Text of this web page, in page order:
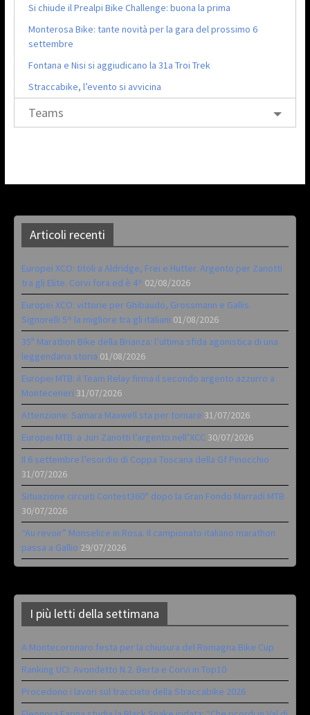
Si chiude il Prealpi Bike Challenge: buona la prima
Monterosa Bike: tante novità per la gara del prossimo 6
settembre
Fontana e Nisi si aggiudicano la 31a Troi Trek
Straccabike, l’evento si avvicina
Teams
Articoli recenti
Europei XCO: titoli a Aldridge, Frei e Hutter. Argento per Zanotti
tra gli Elite. Corvi fora ed è 4^ 02/08/2026
Europei XCO: vittorie per Ghibaudo, Grossmann e Gallis.
Signorelli 5^ la migliore tra gli italiani 01/08/2026
35ª Marathon Bike della Brianza: l’ultima sfida agonistica di una
leggendaria storia 01/08/2026
Europei MTB: il Team Relay firma il secondo argento azzurro a
Monteceneri 31/07/2026
Attenzione: Samara Maxwell sta per tornare 31/07/2026
Europei MTB: a Juri Zanotti l’argento nell’XCC 30/07/2026
Il 6 settembre l’esordio di Coppa Toscana della Gf Pinocchio
31/07/2026
Situazione circuiti Contest360° dopo la Gran Fondo Marradi MTB
30/07/2026
“Au revoir” Monselice in Rosa. Il campionato italiano marathon
passa a Gallio 29/07/2026
I più letti della settimana
A Montecoronaro festa per la chiusura del Romagna Bike Cup
Ranking UCI: Avondetto N.2. Berta e Corvi in Top10
Procedono i lavori sul tracciato della Straccabike 2026